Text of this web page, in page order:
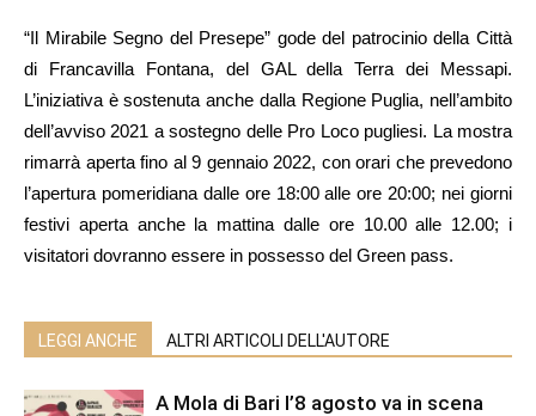
“Il Mirabile Segno del Presepe” gode del patrocinio della Città
di Francavilla Fontana, del GAL della Terra dei Messapi.
L’iniziativa è sostenuta anche dalla Regione Puglia, nell’ambito
dell’avviso 2021 a sostegno delle Pro Loco pugliesi. La mostra
rimarrà aperta fino al 9 gennaio 2022, con orari che prevedono
l’apertura pomeridiana dalle ore 18:00 alle ore 20:00; nei giorni
festivi aperta anche la mattina dalle ore 10.00 alle 12.00; i
visitatori dovranno essere in possesso del Green pass.
LEGGI ANCHE ALTRI ARTICOLI DELL'AUTORE
A Mola di Bari l’8 agosto va in scena